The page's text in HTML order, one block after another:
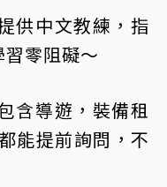
供中文教練，指
零阻礙～
含導遊，裝備租
能提前詢問，不